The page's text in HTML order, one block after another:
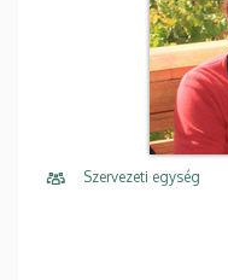
Szervezeti egység